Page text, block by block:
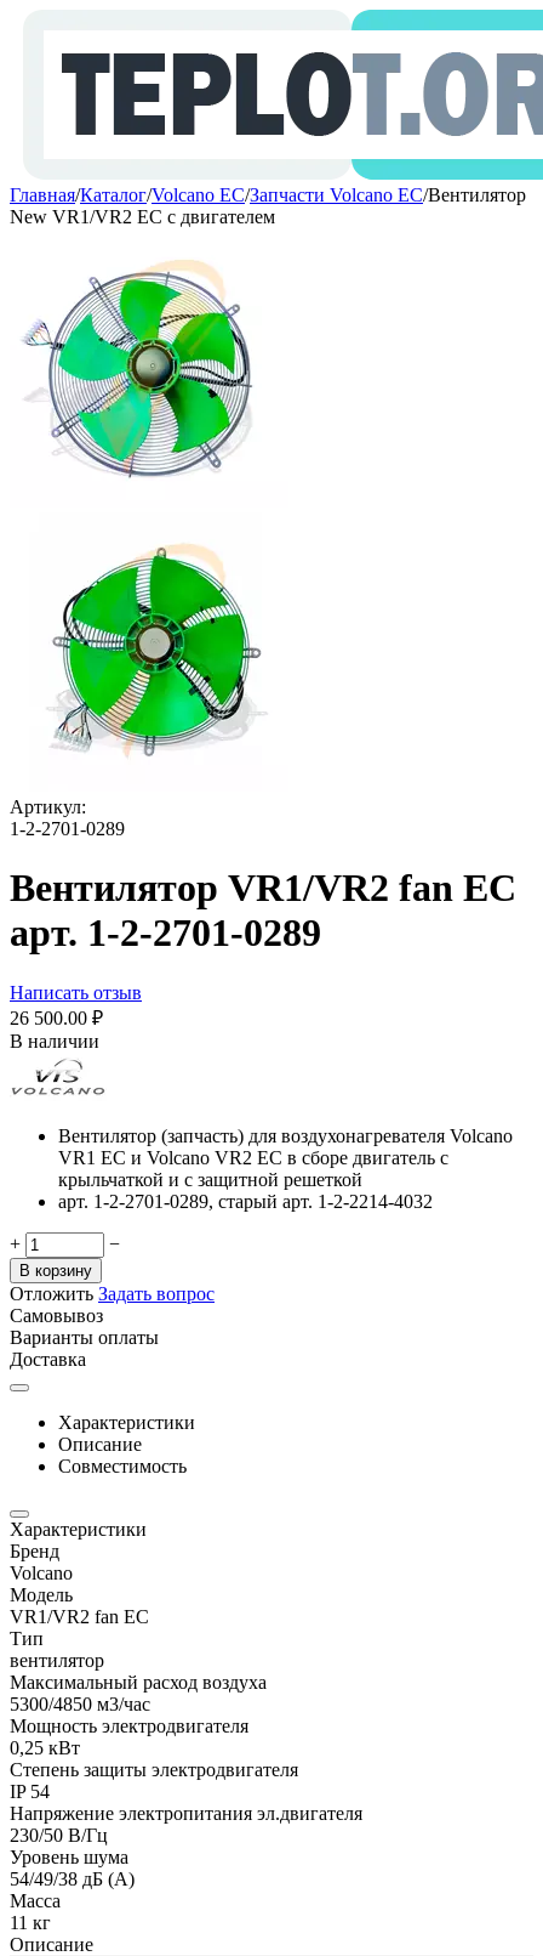
Главная/Каталог/Volcano ЕC/Запчасти Volcano EC/Вентилятор
New VR1/VR2 EC с двигателем
Артикул:
1-2-2701-0289
Вентилятор VR1/VR2 fan EC
арт. 1-2-2701-0289
Написать отзыв
26 500.00 ₽
В наличии
Вентилятор (запчасть) для воздухонагревателя Volcano
VR1 EC и Volcano VR2 EC в сборе двигатель с
крыльчаткой и с защитной решеткой
арт. 1-2-2701-0289, старый арт. 1-2-2214-4032
+ −
В корзину
Отложить Задать вопрос
Самовывоз
Варианты оплаты
Доставка
Характеристики
Описание
Совместимость
Характеристики
Бренд
Volcano
Модель
VR1/VR2 fan EC
Тип
вентилятор
Максимальный расход воздуха
5300/4850 м3/час
Мощность электродвигателя
0,25 кВт
Степень защиты электродвигателя
IP54
Напряжение электропитания эл.двигателя
230/50 В/Гц
Уровень шума
54/49/38 дБ (А)
Масса
11 кг
Описание